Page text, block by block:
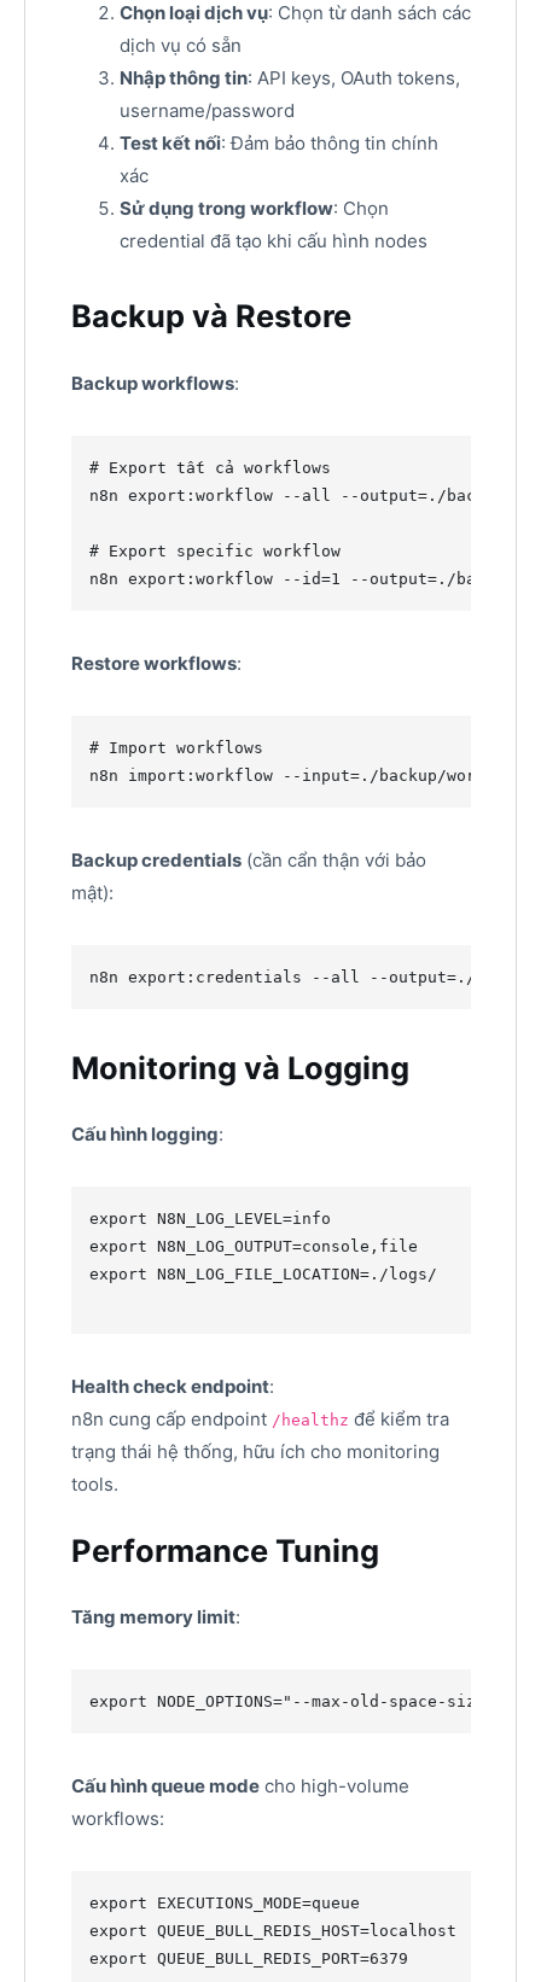
Chọn loại dịch vụ: Chọn từ danh sách các
dịch vụ có sẵn
Nhập thông tin: API keys, OAuth tokens,
username/password
Test kết nối: Đảm bảo thông tin chính
xác
Sử dụng trong workflow: Chọn
credential đã tạo khi cấu hình nodes
Backup và Restore
Backup workflows:
# Export tất cả workflows
n8n export:workflow --all --output=./backup/
# Export specific workflow
n8n export:workflow --id=1 --output=./backup/
Restore workflows:
# Import workflows
n8n import:workflow --input=./backup/
Backup credentials(cần cẩn thận với bảo
mật):
n8n export:credentials --all --output=./
Monitoring và Logging
Cấu hình logging:
export
export
export N8N_LOG_FILE_LOCATION=./logs/
Health check endpoint:
n8n cung cấp endpoint /healthz để kiểm tra
trạng thái hệ thống, hữu ích cho monitoring
tools.
Performance Tuning
Tăng memory limit:
export NODE_OPTIONS=" --max-old-space-size=4096
Cấu hình queue modecho high-volume
workflows:
export
export
export QUEUE_BULL_REDIS_PORT=6379